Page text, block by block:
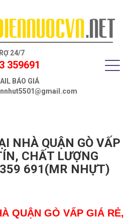
24/7
359691
BÁO GIÁ
NHÀ QUẬN GÒ VẤP
CHẤT LƯỢNG
691(MR NHỰT)
QUẬN GÒ VẤP GIÁ RẺ,